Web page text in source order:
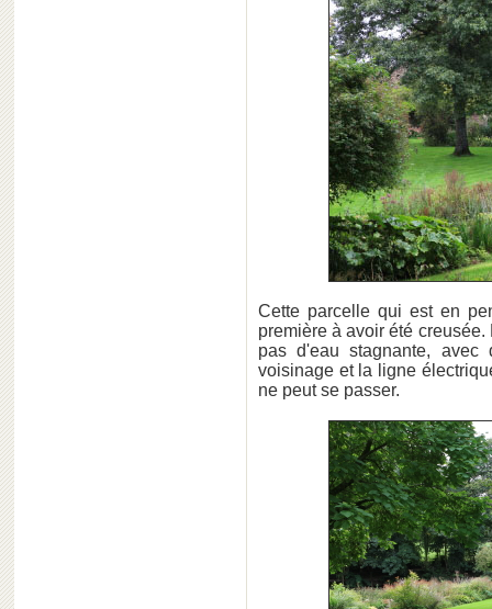
Cette parcelle qui est en
première à avoir été
pas d'eau stagnante,
voisinage et la ligne
ne peut se passer.